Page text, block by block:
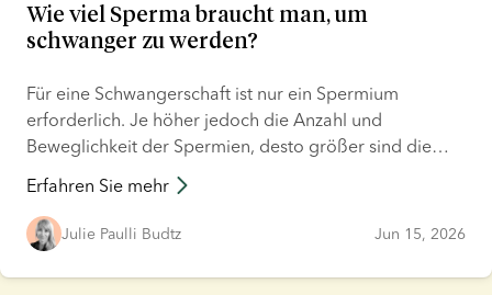
Wie viel Sperma braucht man, um
schwanger zu werden?
Für eine Schwangerschaft ist nur ein Spermium
erforderlich. Je höher jedoch die Anzahl und
Beweglichkeit der Spermien, desto größer sind die
Chancen auf eine erfolgreiche Befruchtung. Das liegt
daran, dass nur ein Teil der Spermien im Ejakulat in der
Lage ist, die Eizelle zu erreichen und zu befruchten. In
diesem Artikel beantworten wir Ihre Fragen dazu, wie
viel Sperma Sie benötigen, um schwanger zu werden,
Erfahren Sie mehr
Julie Paulli Budtz Jun 15, 2026